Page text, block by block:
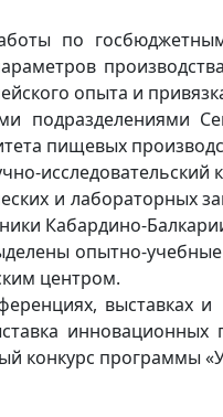
по
опыта и
пищевых
исследовательский
и лабораторных
Кабардино-
опытно-
центром.
инновационных
конкурс программы